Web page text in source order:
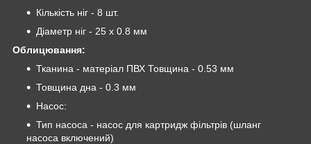
Кількість ніг - 8 шт.
Діаметр ніг - 25 х 0.8 мм
Облицювання:
Тканина - матеріал ПВХ Товщина - 0.53 мм
Товщина дна - 0.3 мм
Насос:
Тип насоса - насос для картридж фільтрів (шланг
насоса включений)